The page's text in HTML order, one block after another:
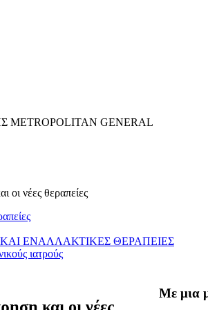
GENERAL
οι νέες θεραπείες
ΕΝΑΛΛΑΚΤΙΚΕΣ ΘΕΡΑΠΕΙΕΣ
ιατρούς
και οι νέες
Με μια